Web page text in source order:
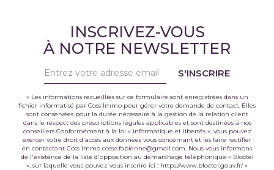
INSCRIVEZ-VOUS
À NOTRE NEWSLETTER
S'INSCRIRE
« Les informations recueillies sur ce formulaire sont enregistrées dans un
fichier informatisé par Coss Immo pour gérer votre demande de contact. Elles
sont conservées pour la durée nécessaire à la gestion de la relation client
dans le respect des prescriptions légales applicables et sont destinées à nos
conseillers Conformément à la loi « informatique et libertés », vous pouvez
exercer votre droit d'accès aux données vous concernant et les faire rectifier
en contactant Coss Immo cosse.fabienne@gmail.com. Nous vous informons
de l'existence de la liste d'opposition au démarchage téléphonique « Bloctel
», sur laquelle vous pouvez vous inscrire ici : https://www.bloctel.gouv.fr/»